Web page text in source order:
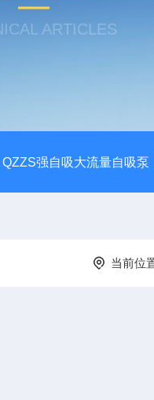
ARTICLES
QZZS强自吸大流量自吸泵
当前位